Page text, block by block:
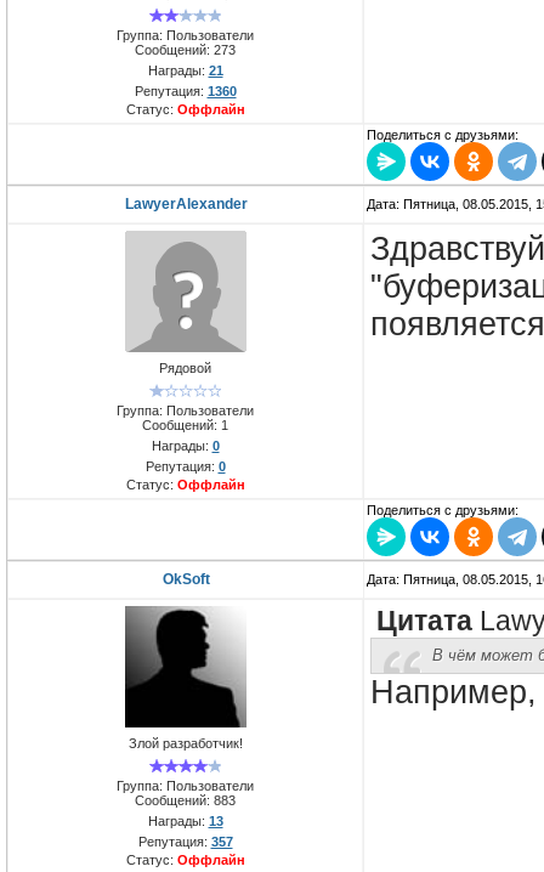
Группа: Пользователи
Сообщений: 273
Награды: 21
Репутация: 1360
Статус: Оффлайн
Поделиться с друзьями:
LawyerAlexander Дата: Пятница, 08.05.2015,
Рядовой
Группа: Пользователи
Сообщений: 1
Награды: 0
Репутация: 0
Статус: Оффлайн
Поделиться с друзьями:
OkSoft Дата: Пятница, 08.05.2015,
Злой разработчик!
Группа: Пользователи
Сообщений: 883
Награды: 13
Репутация: 357
Статус: Оффлайн
Цитата
В чём может
Например,